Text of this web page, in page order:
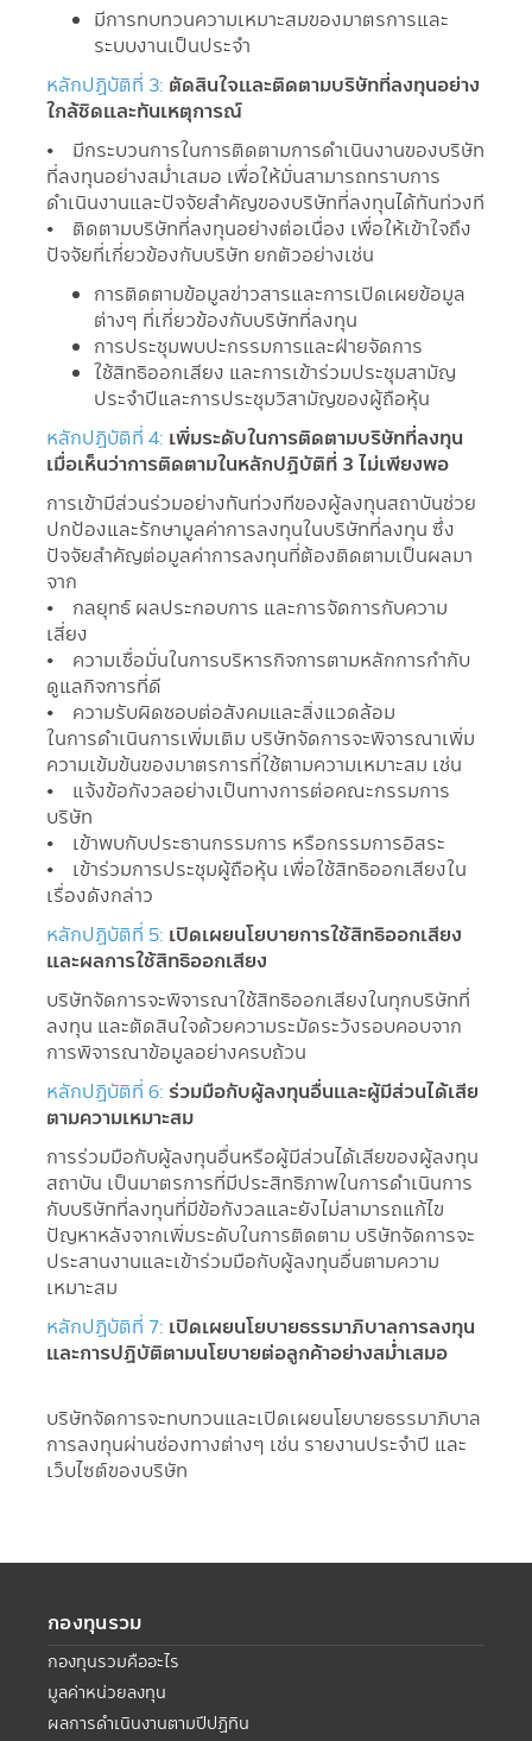
มีการทบทวนความเหมาะสมของมาตรการและ
ระบบงานเป็นประจำ
หลักปฏิบัติที่ 3: ตัดสินใจและติดตามบริษัทที่ลงทุนอย่าง
ใกล้ชิดและทันเหตุการณ์
• มีกระบวนการในการติดตามการดำเนินงานของบริษัท
ที่ลงทุนอย่างสม่ำเสมอ เพื่อให้มั่นสามารถทราบการ
ดำเนินงานและปัจจัยสำคัญของบริษัทที่ลงทุนได้ทันท่วงที
• ติดตามบริษัทที่ลงทุนอย่างต่อเนื่อง เพื่อให้เข้าใจถึง
ปัจจัยที่เกี่ยวข้องกับบริษัท ยกตัวอย่างเช่น
การติดตามข้อมูลข่าวสารและการเปิดเผยข้อมูล
ต่างๆ ที่เกี่ยวข้องกับบริษัทที่ลงทุน
การประชุมพบปะกรรมการและฝ่ายจัดการ
ใช้สิทธิออกเสียง และการเข้าร่วมประชุมสามัญ
ประจำปีและการประชุมวิสามัญของผู้ถือหุ้น
หลักปฏิบัติที่ 4: เพิ่มระดับในการติดตามบริษัทที่ลงทุน
เมื่อเห็นว่าการติดตามในหลักปฏิบัติที่ 3 ไม่เพียงพอ
การเข้ามีส่วนร่วมอย่างทันท่วงทีของผู้ลงทุนสถาบันช่วย
ปกป้องและรักษามูลค่าการลงทุนในบริษัทที่ลงทุน ซึ่ง
ปัจจัยสำคัญต่อมูลค่าการลงทุนที่ต้องติดตามเป็นผลมา
จาก
• กลยุทธ์ ผลประกอบการ และการจัดการกับความ
เสี่ยง
• ความเชื่อมั่นในการบริหารกิจการตามหลักการกำกับ
ดูแลกิจการที่ดี
• ความรับผิดชอบต่อสังคมและสิ่งแวดล้อม
ในการดำเนินการเพิ่มเติม บริษัทจัดการจะพิจารณาเพิ่ม
ความเข้มข้นของมาตรการที่ใช้ตามความเหมาะสม เช่น
• แจ้งข้อกังวลอย่างเป็นทางการต่อคณะกรรมการ
บริษัท
• เข้าพบกับประธานกรรมการ หรือกรรมการอิสระ
• เข้าร่วมการประชุมผู้ถือหุ้น เพื่อใช้สิทธิออกเสียงใน
เรื่องดังกล่าว
หลักปฏิบัติที่ 5: เปิดเผยนโยบายการใช้สิทธิออกเสียง
และผลการใช้สิทธิออกเสียง
บริษัทจัดการจะพิจารณาใช้สิทธิออกเสียงในทุกบริษัทที่
ลงทุน และตัดสินใจด้วยความระมัดระวังรอบคอบจาก
การพิจารณาข้อมูลอย่างครบถ้วน
หลักปฏิบัติที่ 6: ร่วมมือกับผู้ลงทุนอื่นและผู้มีส่วนได้เสีย
ตามความเหมาะสม
การร่วมมือกับผู้ลงทุนอื่นหรือผู้มีส่วนได้เสียของผู้ลงทุน
สถาบัน เป็นมาตรการที่มีประสิทธิภาพในการดำเนินการ
กับบริษัทที่ลงทุนที่มีข้อกังวลและยังไม่สามารถแก้ไข
ปัญหาหลังจากเพิ่มระดับในการติดตาม บริษัทจัดการจะ
ประสานงานและเข้าร่วมมือกับผู้ลงทุนอื่นตามความ
เหมาะสม
หลักปฏิบัติที่ 7: เปิดเผยนโยบายธรรมาภิบาลการลงทุน
และการปฏิบัติตามนโยบายต่อลูกค้าอย่างสม่ำเสมอ
บริษัทจัดการจะทบทวนและเปิดเผยนโยบายธรรมาภิบาล
การลงทุนผ่านช่องทางต่างๆ เช่น รายงานประจำปี และ
เว็บไซต์ของบริษัท
กองทุนรวม
กองทุนรวมคืออะไร
มูลค่าหน่วยลงทุน
ผลการดำเนินงานตามปีปฏิทิน